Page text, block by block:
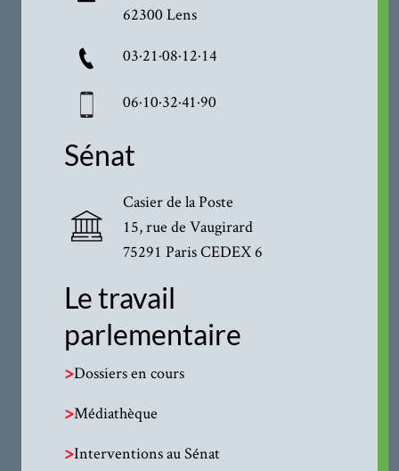
62300 Lens
03·21·08·12·14
06·10·32·41·90
Sénat
Casier de la Poste
15, rue de Vaugirard
75291 Paris CEDEX 6
Le travail
parlementaire
>Dossiers en cours
>Médiathèque
>Interventions au Sénat